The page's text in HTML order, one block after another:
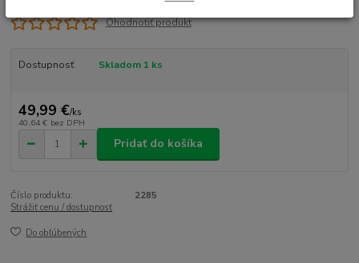
Ohodnotiť produkt
Dostupnosť Skladom 1 ks
49,99 €/ks
40,64 € bez DPH
Pridať do košíka
Číslo produktu:
2285
Strážiť cenu / dostupnosť
Do obľúbených